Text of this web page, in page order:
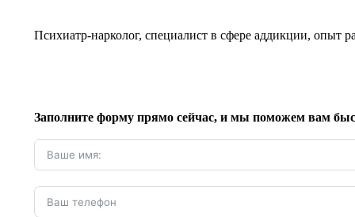
Психиатр-нарколог, специалист в сфере аддикции, опыт
Заполните форму прямо сейчас, и мы поможем вам